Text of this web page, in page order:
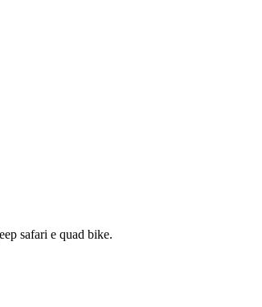
safari e quad bike.